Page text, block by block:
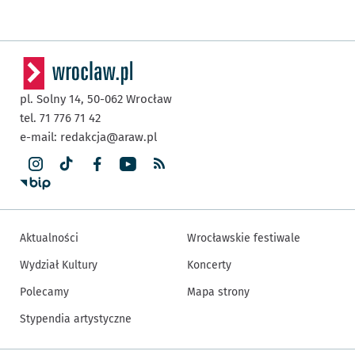
pl. Solny 14, 50-062 Wrocław
tel. 71 776 71 42
e-mail: redakcja@araw.pl
Aktualności
Wydział Kultury
Polecamy
Stypendia artystyczne
Wrocławskie festiwale
Koncerty
Mapa strony